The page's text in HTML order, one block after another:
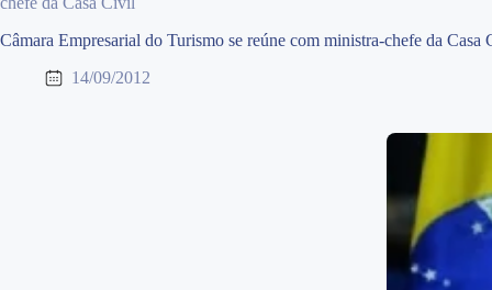
Câmara Empresarial do Turismo se reúne com ministra-chefe da Casa
14/09/2012